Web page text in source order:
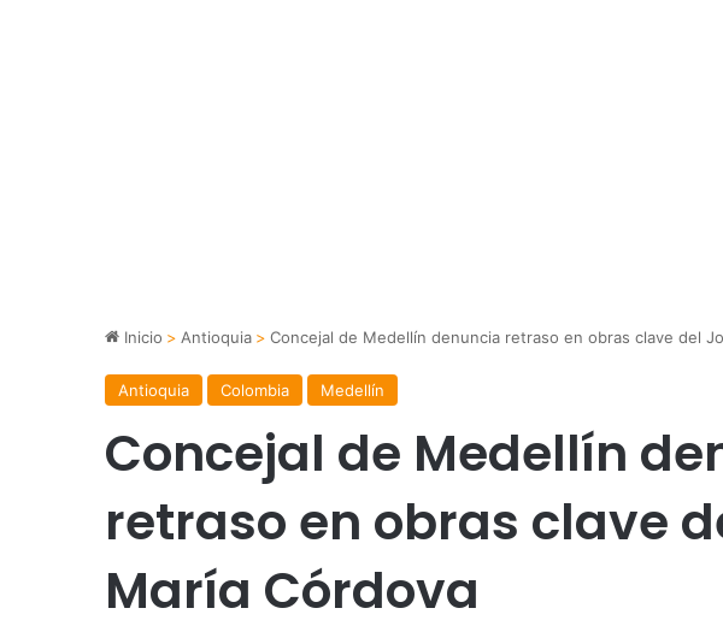
Inicio > Antioquia > Concejal de Medellín denuncia retraso en obras clave del
Antioquia Colombia Medellín
Concejal de Medellín
retraso en obras clave
María Córdova